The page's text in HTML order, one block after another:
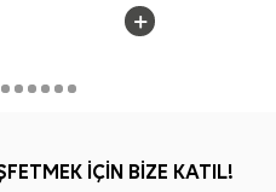
İÇİN BİZE KATIL!